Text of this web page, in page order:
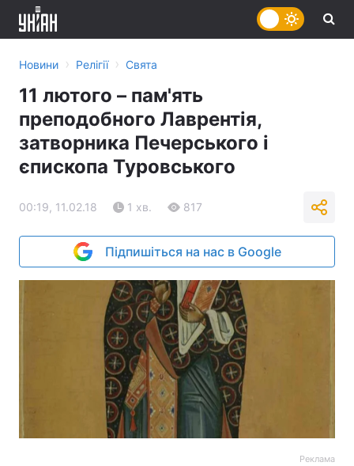
Новини › Релігії › Свята
11 лютого – пам'ять
преподобного Лаврентія,
затворника Печерського і
єпископа Туровського
00:19, 11.02.18 1 хв. 817
Підпишіться на нас в Google
Реклама